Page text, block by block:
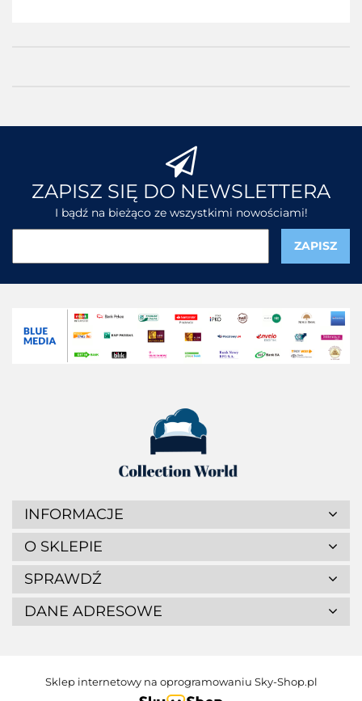
ZAPISZ SIĘ DO NEWSLETTERA
I bądź na bieżąco ze wszystkimi nowościami!
INFORMACJE
O SKLEPIE
SPRAWDŹ
DANE ADRESOWE
Sklep internetowy na oprogramowaniu Sky-Shop.pl